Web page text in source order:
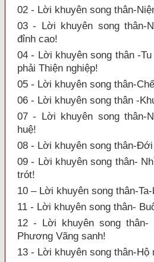
02 - Lời khuyên song thân-
03 - Lời khuyên song thân-
đỉnh cao!
04 - Lời khuyên song thân -
phải Thiện nghiệp!
05 - Lời khuyên song thân-
06 - Lời khuyên song thân -
07 - Lời khuyên song thân-
huệ!
08 - Lời khuyên song thân-
09 - Lời khuyên song thân-
trót!
10 – Lời khuyên song thân-
11 - Lời khuyên song thân-
12 - Lời khuyên song thân-
Phương Vãng sanh!
13 - Lời khuyên song thân-Hộ